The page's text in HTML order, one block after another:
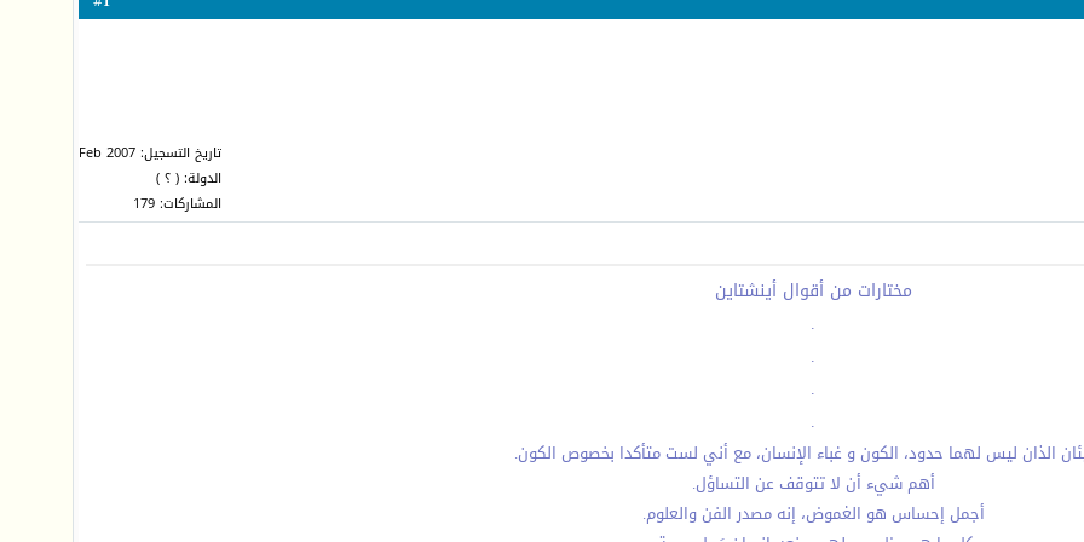
تاريخ التسجيل: Feb 2007
الدولة: ( ؟ )
المشاركات: 179
مختارات من أقوال أينشتاين
.
.
.
.
الذان ليس لهما حدود، الكون و غباء الإنسان، مع أني لست متأكدا بخصوص الكون.
أهم شيء أن لا تتوقف عن التساؤل.
أجمل إحساس هو الغموض، إنه مصدر الفن والعلوم.